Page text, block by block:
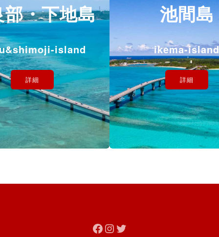
・下地島
island
詳細
池間島
ikema-island
詳細
Facebook Instagram Twitter